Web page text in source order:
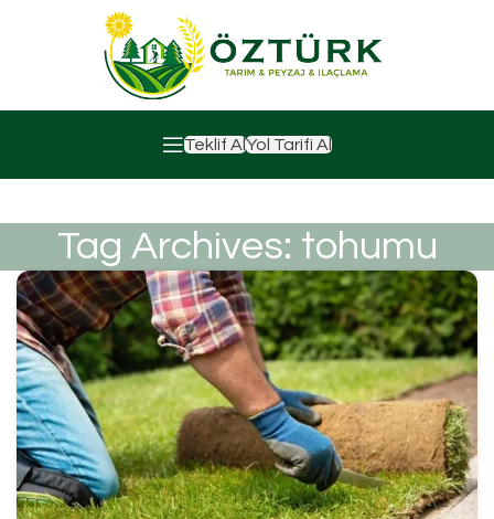
Teklif AlYol Tarifi Al
Tag Archives: tohumu